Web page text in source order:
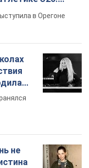
в Орегоне
не